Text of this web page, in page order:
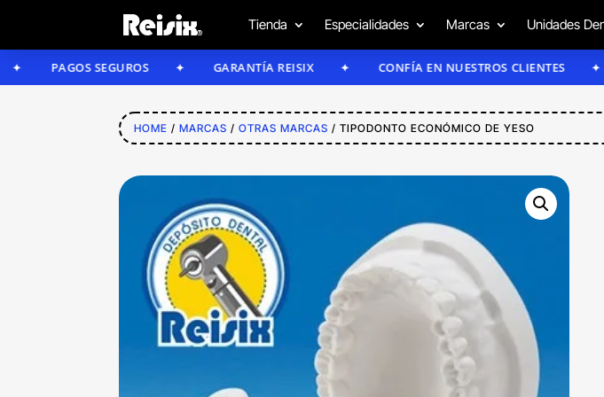
Tienda Especialidades Marcas Unidades
PAGOS SEGUROS GARANTÍA REISIX CONFÍA EN NUESTROS CLIENTES
HOME /MARCAS /OTRAS MARCAS / TIPODONTO ECONÓMICO DE YESO